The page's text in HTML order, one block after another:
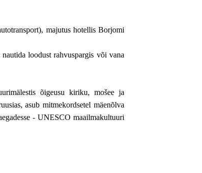
majutus hotellis Borjomi
loodust rahvuspargis või vana
õigeusu kiriku, mošee ja
asub mitmekordsetel mäenõlva
- UNESCO maailmakultuuri